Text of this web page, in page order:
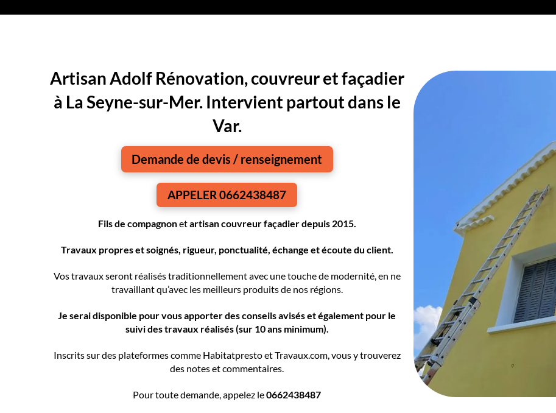
Artisan Adolf Rénovation, couvreur et façadier
à La Seyne-sur-Mer. Intervient partout dans le
Var.
Demande de devis / renseignement
APPELER 0662438487
Fils de compagnonetartisan couvreur façadier depuis 2015.
Travaux propres et soignés, rigueur, ponctualité, échange et écoute du client.
Vos travaux seront réalisés traditionnellement avec une touche de modernité, en ne
travaillant qu’avec les meilleurs produits de nos régions.
Je serai disponible pour vous apporter des conseils avisés et également pour le
suivi des travaux réalisés (sur 10 ans minimum).
Inscrits sur des plateformes comme Habitatpresto et Travaux.com, vous y trouverez
des notes et commentaires.
Pour toute demande, appelez le0662438487